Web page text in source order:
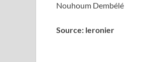
Nouhoum Dembélé
Source: leronier